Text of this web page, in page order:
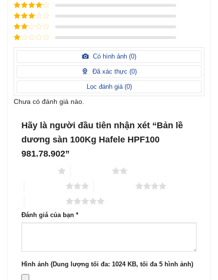
Được xếp
hạng
5
sao
Được xếp
hạng
sao
Được
xếp
hạng3
5 sao
Được
hạng
sao
Được
1
sao
Có hình ảnh (0)
Đã xác thực (0)
Lọc đánh giá (0)
Chưa có đánh giá nào.
Hãy là người đầu tiên nhận xét “Bản lề
dương sàn 100Kg Hafele HPF100
981.78.902”
Đánh giá của bạn *
Hình ảnh (Dung lượng tối đa: 1024 KB, tối đa 5 hình ảnh)